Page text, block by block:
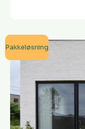
Pakkeløsning